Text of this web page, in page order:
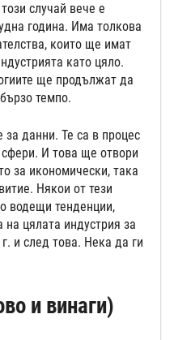
случай вече е
година. Има толкова
които ще имат
като цяло.
ще продължат да
темпо.
данни. Те са в процес
И това ще отвори
за икономически, така
Някои от тези
водещи тенденции,
на цялата индустрия за
и след това. Нека да ги
и винаги)